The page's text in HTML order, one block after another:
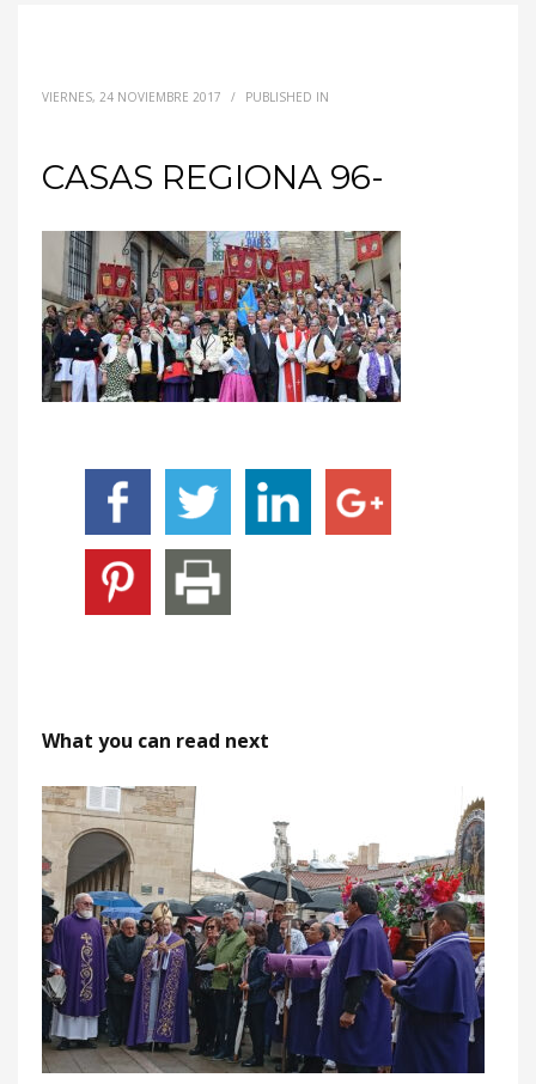
VIERNES, 24 NOVIEMBRE 2017 / PUBLISHED IN
CASAS REGIONA 96-
What you can read next